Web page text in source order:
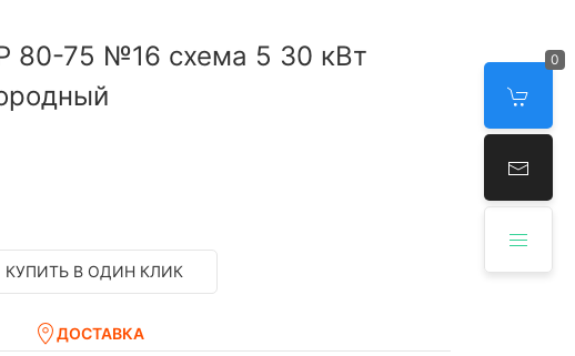
0
80-75 №16 схема 5 30 кВт
КУПИТЬ В ОДИН КЛИК
ДОСТАВКА